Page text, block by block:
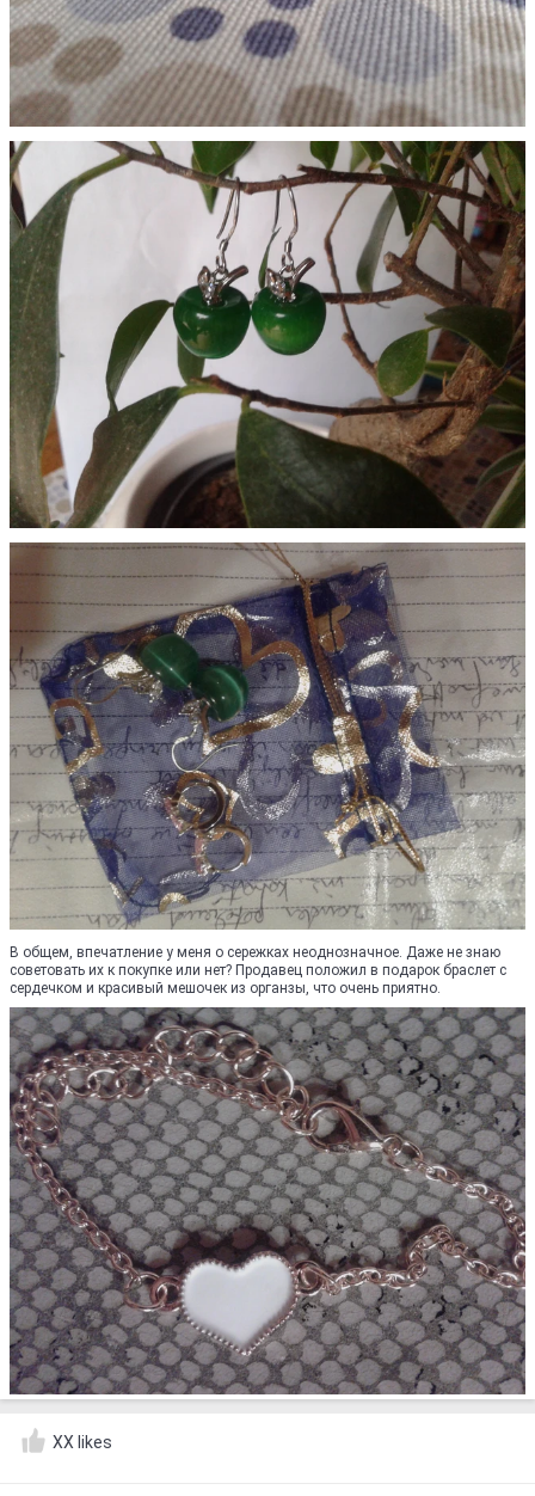
В общем, впечатление у меня о сережках неоднозначное. Даже не знаю
советовать их к покупке или нет? Продавец положил в подарок браслет с
сердечком и красивый мешочек из органзы, что очень приятно.
XX likes